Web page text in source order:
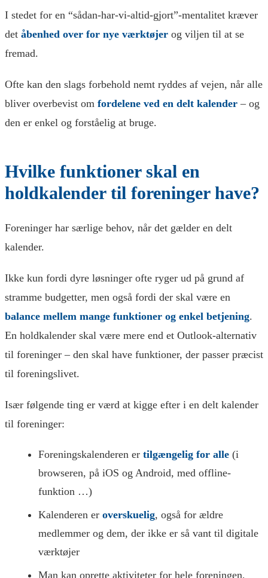
I stedet for en “sådan-har-vi-altid-gjort”-mentalitet kræver
det åbenhed over for nye værktøjer og viljen til at se
fremad.
Ofte kan den slags forbehold nemt ryddes af vejen, når alle
bliver overbevist om fordelene ved en delt kalender – og
den er enkel og forståelig at bruge.
Hvilke funktioner skal en
holdkalender til foreninger have?
Foreninger har særlige behov, når det gælder en delt
kalender.
Ikke kun fordi dyre løsninger ofte ryger ud på grund af
stramme budgetter, men også fordi der skal være en
balance mellem mange funktioner og enkel betjening.
En holdkalender skal være mere end et Outlook-alternativ
til foreninger – den skal have funktioner, der passer præcist
til foreningslivet.
Især følgende ting er værd at kigge efter i en delt kalender
til foreninger:
Foreningskalenderen er tilgængelig for alle (i
browseren, på iOS og Android, med offline-
funktion …)
Kalenderen er overskuelig, også for ældre
medlemmer og dem, der ikke er så vant til digitale
værktøjer
Man kan oprette aktiviteter for hele foreningen,